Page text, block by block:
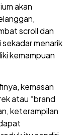
akan
scroll dan
menarik
kemampuan
kemasan
atau “brand
keterampilan